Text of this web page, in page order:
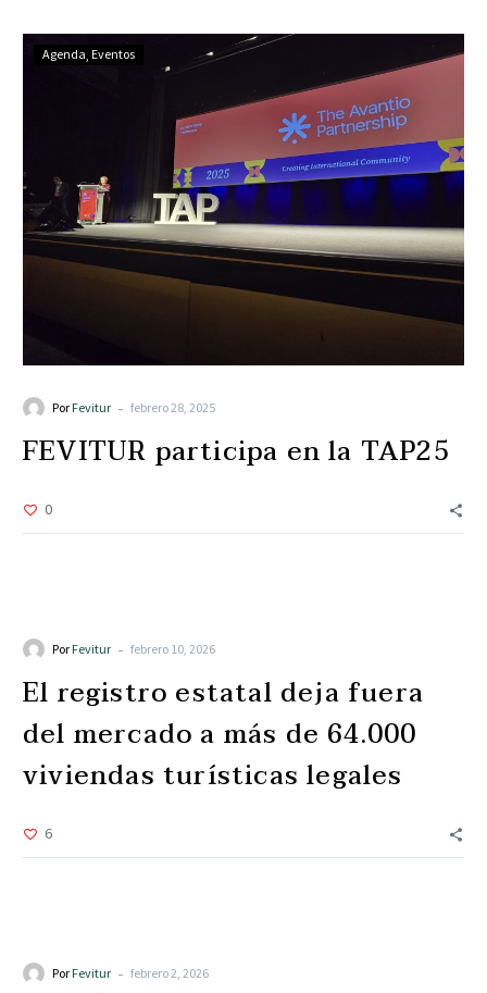
Agenda Eventos
Por Fevitur - febrero 28, 2025
FEVITUR participa en la TAP25
0
Por Fevitur - febrero 10, 2026
El registro estatal deja fuera
del mercado a más de 64.000
viviendas turísticas legales
6
Por Fevitur - febrero 2, 2026